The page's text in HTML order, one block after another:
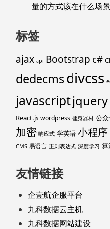
量的方式该在什么场
标签
ajax api Bootstrap c#
dedecmsdivcss
javascriptjquery
React.js wordpress 健身器材 公众
加密 响应式 学英语 小程序
CMS 易语言 正则表达式 深度学习 算
友情链接
企壹航企服平台
九科数据云主机
九科数据网站建设